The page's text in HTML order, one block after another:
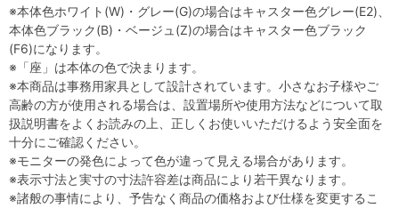
※本体色ホワイト(W)・グレー(G)の場合はキャスター色グレー(E2)、
本体色ブラック(B)・ベージュ(Z)の場合はキャスター色ブラック
(F6)になります。
※「座」は本体の色で決まります。
※本商品は事務用家具として設計されています。小さなお子様やご
高齢の方が使用される場合は、設置場所や使用方法などについて取
扱説明書をよくお読みの上、正しくお使いいただけるよう安全面を
十分にご確認ください。
※モニターの発色によって色が違って見える場合があります。
※表示寸法と実寸の寸法許容差は商品により若干異なります。
※諸般の事情により、予告なく商品の価格および仕様を変更するこ